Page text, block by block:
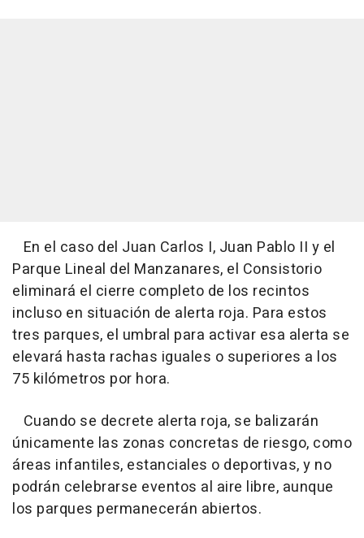
En el caso del Juan Carlos I, Juan Pablo II y el
Parque Lineal del Manzanares, el Consistorio
eliminará el cierre completo de los recintos
incluso en situación de alerta roja. Para estos
tres parques, el umbral para activar esa alerta se
elevará hasta rachas iguales o superiores a los
75 kilómetros por hora.
Cuando se decrete alerta roja, se balizarán
únicamente las zonas concretas de riesgo, como
áreas infantiles, estanciales o deportivas, y no
podrán celebrarse eventos al aire libre, aunque
los parques permanecerán abiertos.